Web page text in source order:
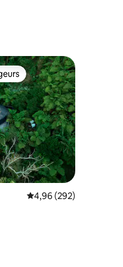
commentaires : 4,96 sur 5
les plus appréciés
Évaluation moyenne
4,96 (292)